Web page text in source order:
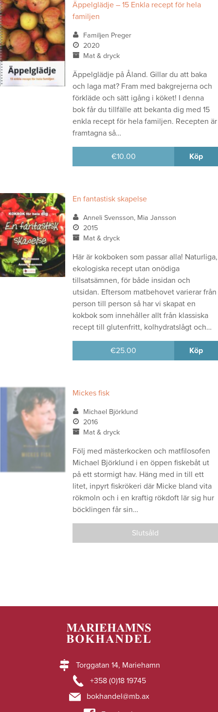
Äppelglädje – 15 Enkla recept för hela
familjen
Familjen Preger
2020
Mat & dryck
Äppelglädje på Åland. Gillar du att baka
och laga mat? Fram med bakgrejerna och
förkläde och sätt igång i köket! I denna
bok får du tillfälle att bekanta dig med 15
enkla recept för hela familjen. Recepten är
framtagna så…
€10.00 Köp
En fantastisk skapelse
Anneli Svensson, Mia Jansson
2015
Mat & dryck
Här är kokboken som passar alla! Naturliga,
ekologiska recept utan onödiga
tillsatsämnen, för både insidan och
utsidan. Eftersom matbehovet varierar från
person till person så har vi skapat en
kokbok som innehåller allt från klassiska
recept till glutenfritt, kolhydratslågt och…
€25.00 Köp
Mickes fisk
Michael Björklund
2016
Mat & dryck
Följ med mästerkocken och matfilosofen
Michael Björklund i en öppen fiskebåt ut
på ett stormigt hav. Häng med in till ett
litet, inpyrt fiskrökeri där Micke bland vita
rökmoln och i en kraftig rökdoft lär sig hur
böcklingen får sin…
Slutsåld
Torggatan 14, Mariehamn
+358 (0)18 19745
bokhandel@mb.ax